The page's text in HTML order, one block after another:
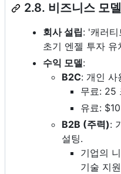
2.8. 비즈니스 모
회사 설립: '캐러
초기 엔젤 투자 유
수익 모델:
B2C: 개인 사
무료: 25
유료:
B2B (주력):
설팅.
기업의
기술 지